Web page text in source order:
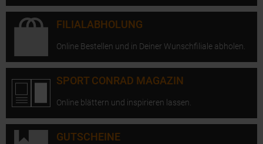
FILIALABHOLUNG
Online Bestellen und in Deiner Wunschfiliale abholen.
SPORT CONRAD MAGAZIN
Online blättern und inspirieren lassen.
GUTSCHEINE